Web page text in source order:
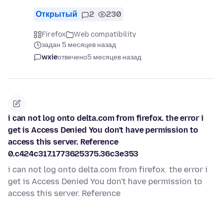
Открытый 2 230
Firefox
Web compatibility
задан 5 месяцев назад
wxieотвечено5 месяцев назад
i can not log onto delta.com from firefox. the error i
get is Access Denied You don't have permission to
access this server. Reference
0.c424c317.1773625375.36c3e353
i can not log onto delta.com from firefox. the error i
get is Access Denied You don't have permission to
access this server. Reference